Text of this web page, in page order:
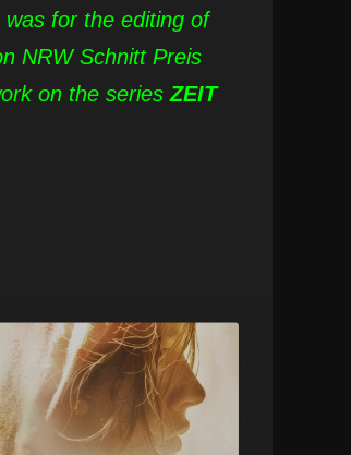
was for the editing of
NRW Schnitt Preis
on the seriesZEIT